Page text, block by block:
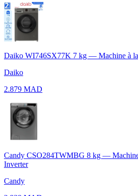
Daiko WI746SX77K 7 kg — Machine à
Daiko
2.879 MAD
Candy CSO284TWMBG 8 kg —
Inverter
Candy